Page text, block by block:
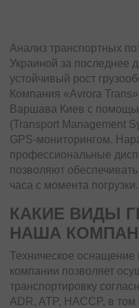
Анализ транспортных
Украиной за последнее
устойчивый рост
Компания «Avrora
Варшава Киев с
(Transport Management
GPS-мониторингом.
профессиональные
позволяют
часа с момента погрузки.
КАКИЕ ВИДЫ
НАША
Техническое оснащение
компании позволяет
транспортировку
ADR, ATP, HACCP, в